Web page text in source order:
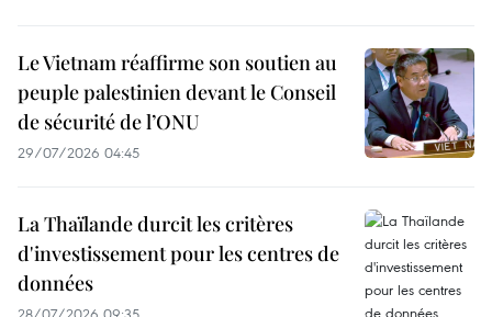
Le Vietnam réaffirme son soutien au
peuple palestinien devant le Conseil
de sécurité de l’ONU
29/07/2026 04:45
La Thaïlande durcit les critères
d'investissement pour les centres de
données